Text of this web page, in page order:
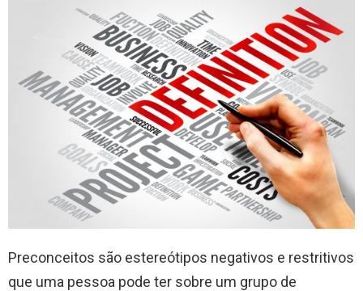
Preconceitos são estereótipos negativos e restritivos
que uma pessoa pode ter sobre um grupo de